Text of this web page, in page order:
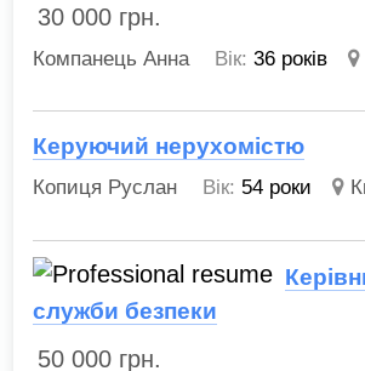
30 000 грн.
Компанець Анна Вік: 36 років
Керуючий нерухомістю
Копиця Руслан Вік: 54 роки
служби безпеки
50 000 грн.